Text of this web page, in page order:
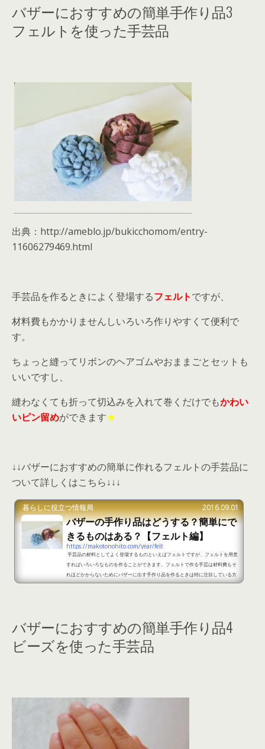
バザーにおすすめの簡単手作り品3
フェルトを使った手芸品
出典：http://ameblo.jp/bukicchomom/entry-
11606279469.html
手芸品を作るときによく登場するフェルトですが、
材料費もかかりませんしいろいろ作りやすくて便利で
す。
ちょっと縫ってリボンのヘアゴムやおままごとセットも
いいですし、
縫わなくても折って切込みを入れて巻くだけでもかわい
いピン留めができます★
↓↓バザーにおすすめの簡単に作れるフェルトの手芸品に
ついて詳しくはこちら↓↓↓
暮らしに役立つ情報局 2016.09.01
バザーの手作り品はどうする？簡単にで
きるものはある？【フェルト編】
https://makotonohito.com/year/felt
手芸品の材料としてよく登場するものといえばフェルトですが、フェルトを用意
すればいろいろなものを作ることができます。フェルトで作る手芸は材料費もそ
れほどかからないためにバザーに出す手作り品を作るときは特に注目している方
は多いですが、いざ作ろうと思うと何を作ったら良いか分からずに迷ってしまい
バザーにおすすめの簡単手作り品4
ビーズを使った手芸品